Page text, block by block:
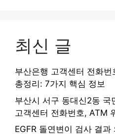
최신 글
부산은행 고객센터 전화
총정리: 7가지 핵심 정보
부산시 서구 동대신2동 국
고객센터 전화번호, ATM
EGFR 돌연변이 검사 결